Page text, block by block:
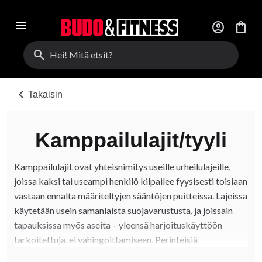
menu account_circle
shopping_bag
search
chevron_left Takaisin
Kamppailulajit/tyyli
Kamppailulajit ovat yhteisnimitys useille urheilulajeille,
joissa kaksi tai useampi henkilö kilpailee fyysisesti toisiaan
vastaan ennalta määriteltyjen sääntöjen puitteissa. Lajeissa
käytetään usein samanlaista suojavarustusta, ja joissain
tapauksissa myös aseita – yleensä harjoituskäyttöön
tarkoitettuja, ei vahingoittamiseen. Perinteisiä